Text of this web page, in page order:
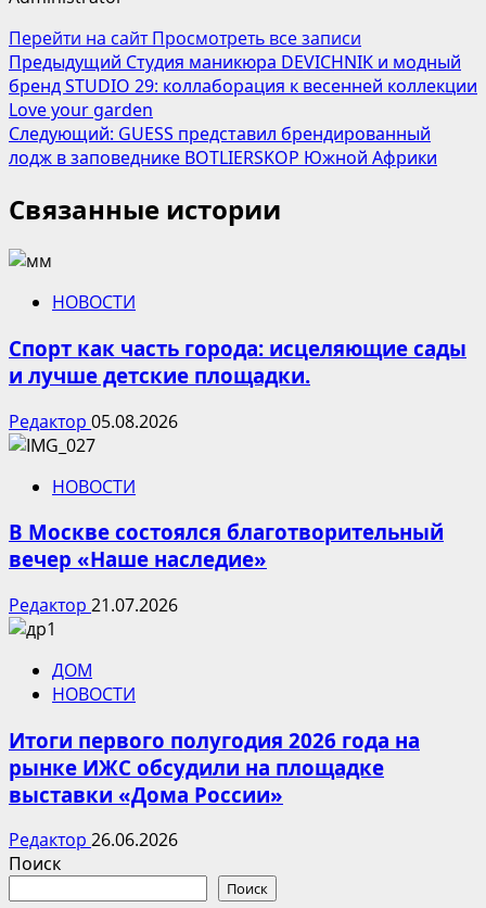
Перейти на сайтПросмотреть все записи
Навигация
записи
Предыдущий Студия маникюра DEVICHNIK и модный
бренд STUDIO 29: коллаборация к весенней коллекции
Love your garden
Следующий: GUESS представил брендированный
лодж в заповеднике BOTLIERSKOP Южной Африки
Связанные истории
НОВОСТИ
Спорт как часть города: исцеляющие сады
и лучше детские площадки.
Редактор 05.08.2026
НОВОСТИ
В Москве состоялся благотворительный
вечер «Наше наследие»
Редактор 21.07.2026
ДОМ
НОВОСТИ
Итоги первого полугодия 2026 года на
рынке ИЖС обсудили на площадке
выставки «Дома России»
Редактор 26.06.2026
Поиск
Поиск